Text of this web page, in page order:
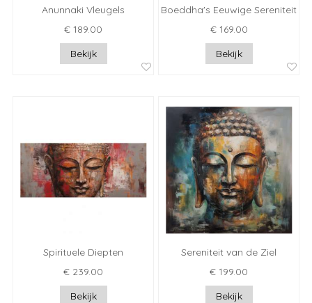
Anunnaki Vleugels
€ 189.00
Bekijk
Boeddha's Eeuwige Sereniteit
€ 169.00
Bekijk
Spirituele Diepten
€ 239.00
Bekijk
Sereniteit van de Ziel
€ 199.00
Bekijk